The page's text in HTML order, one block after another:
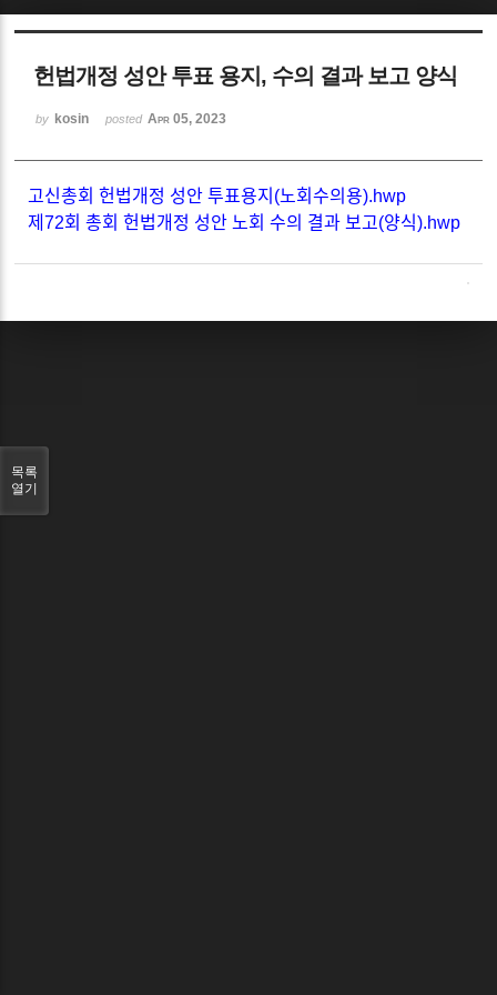
헌법개정 성안 투표 용지, 수의 결과 보고 양식
by kosin posted Apr 05, 2023
고신총회 헌법개정 성안 투표용지(노회수의용).hwp
제72회 총회 헌법개정 성안 노회 수의 결과 보고(양식).hwp
목록
열기
Sketchbook5, 스케치북5
Sketchbook5, 스케치북5